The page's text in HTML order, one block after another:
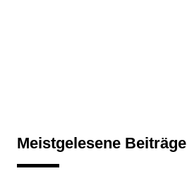
Meistgelesene Beiträge